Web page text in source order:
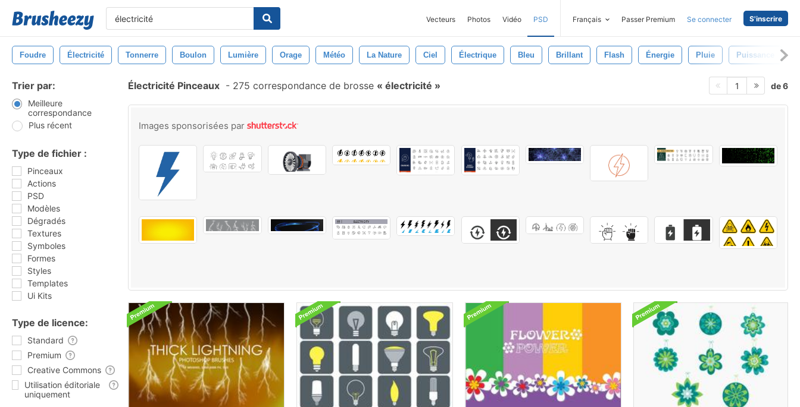
Vecteurs Photos Vidéo PSD Français Passer Premium Se connecter S'inscrire
Foudre Électricité Tonnerre Boulon Lumière Orage Météo La Nature Ciel Électrique Bleu Brillant Flash Énergie Pluie Puissance
Trier par:
Meilleure
correspondance
Plus récent
Type de fichier :
Pinceaux
Actions
PSD
Modèles
Dégradés
Textures
Symboles
Formes
Styles
Templates
Ui Kits
Type de licence:
Standard
Premium
Creative Commons
Utilisation éditoriale
uniquement
Électricité Pinceaux - 275 correspondance de brosse électricité 1 de 6
Images sponsorisées par